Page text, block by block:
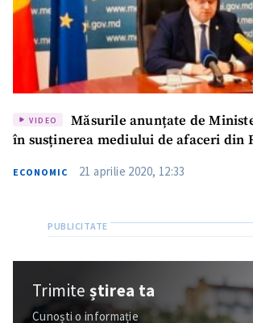
VIDEO
Măsurile anunțate de
în susținerea mediului de afaceri din
ECONOMIC 21 aprilie 2020, 12:33
Trimiteștirea ta
Cunoști o informație
Fotografie
+ Încarcă imagine
Link media
+ Link media